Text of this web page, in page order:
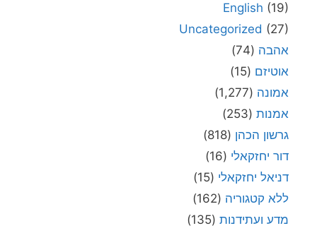
English (19)
Uncategorized (27)
אהבה (74)
אוטיזם (15)
אמונה (1,277)
אמנות (253)
גרשון הכהן (818)
דור יחזקאלי (16)
דניאל יחזקאלי (15)
ללא קטגוריה (162)
מדע ועתידנות (135)